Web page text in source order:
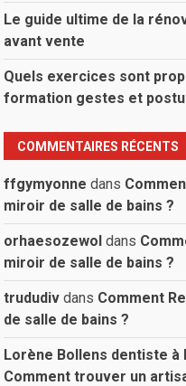
Le guide ultime de la
avant vente
Quels exercices sont
formation gestes et
COMMENTAIRES RÉCENTS
ffgymyonne dans
miroir de salle de bains ?
orhaesozewol dans
miroir de salle de bains ?
trududiv dans Comment
de salle de bains ?
Lorène Bollens dentiste à
Comment trouver un